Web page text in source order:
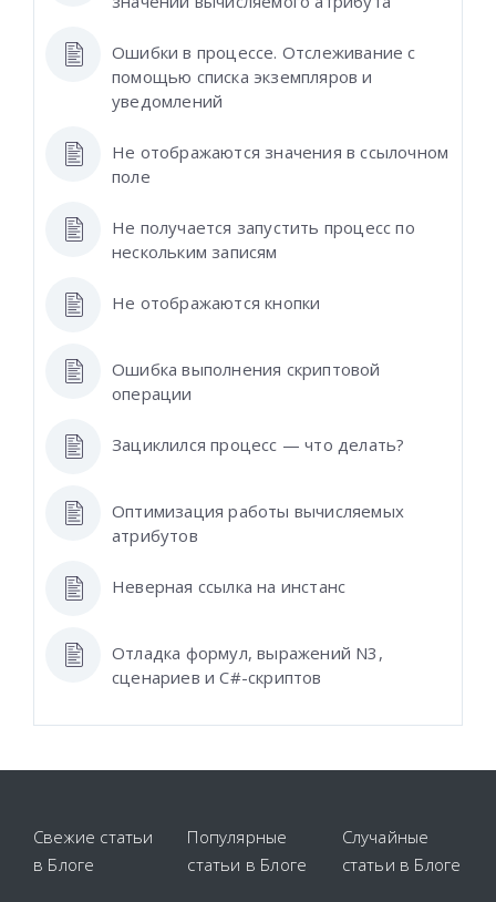
Ошибки в процессе. Отслеживание с
помощью списка экземпляров и
уведомлений
Не отображаются значения в ссылочном
поле
Не получается запустить процесс по
нескольким записям
Не отображаются кнопки
Ошибка выполнения скриптовой
операции
Зациклился процесс — что делать?
Оптимизация работы вычисляемых
атрибутов
Неверная ссылка на инстанс
Отладка формул, выражений N3,
сценариев и C#-скриптов
Свежие статьи
в Блоге
Популярные
статьи в Блоге
Случайные
статьи в Блоге